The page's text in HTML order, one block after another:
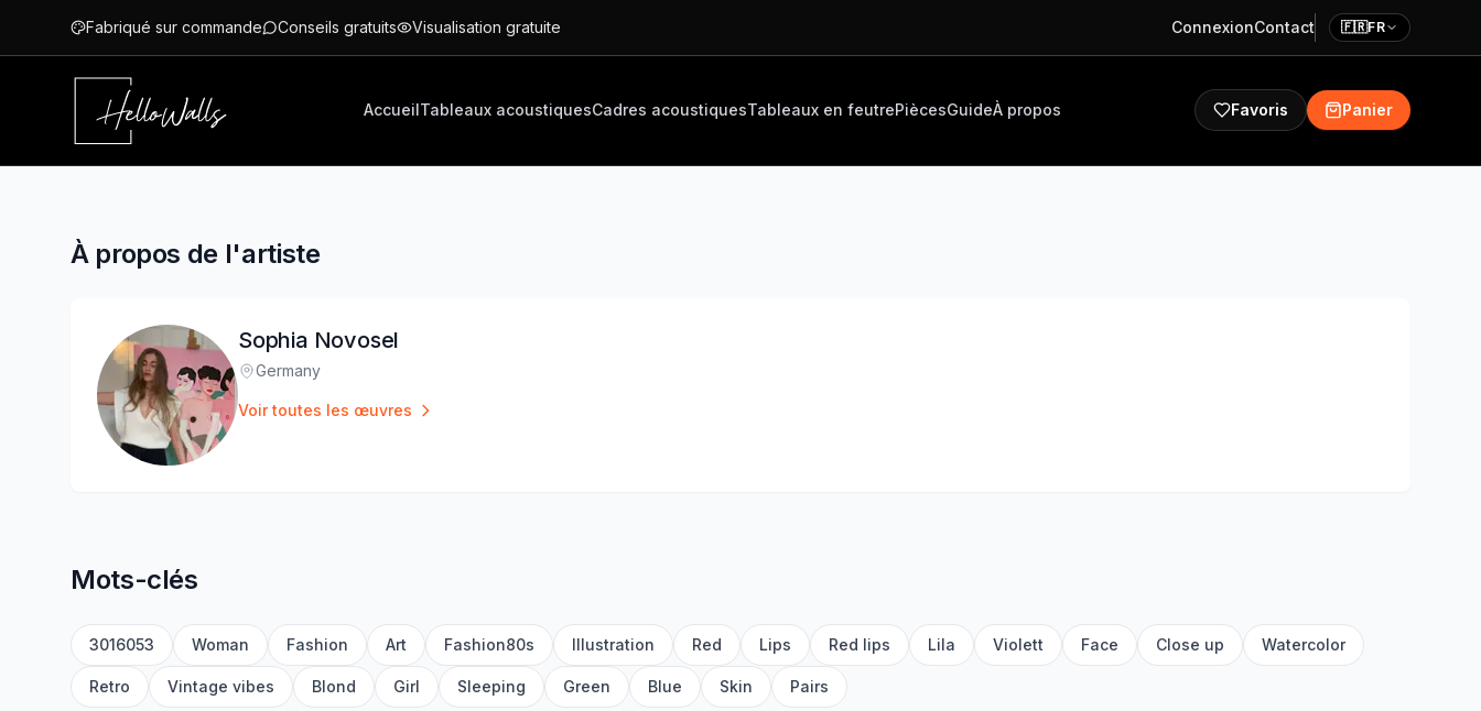
Fabriqué sur commande Conseils gratuits Visualisation gratuite ConnexionContact 🇫🇷FR
AccueilTableaux acoustiquesCadres acoustiquesTableaux en feutrePiècesGuideÀ propos Favoris Panier
À propos de l'artiste
Sophia Novosel
Lieu:
Germany
Voir toutes les œuvres
Mots-clés
3016053 Woman Fashion Art Fashion80s Illustration Red Lips Red lips Lila Violett Face Close up Watercolor
Retro Vintage vibes Blond Girl Sleeping Green Blue Skin Pairs